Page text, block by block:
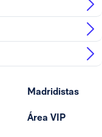
Madridistas
Área VIP